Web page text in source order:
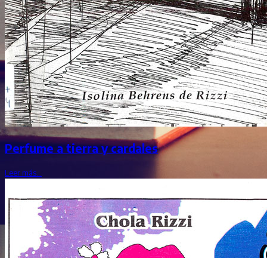
Perfume a tierra y cardales
Leer más…